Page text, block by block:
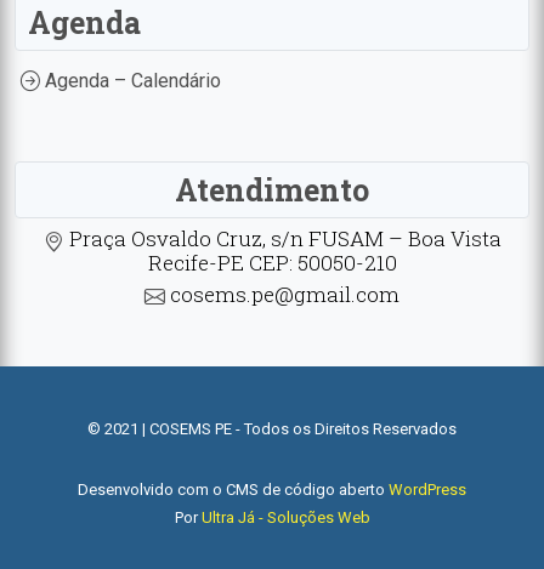
Agenda
Agenda – Calendário
Atendimento
Praça Osvaldo Cruz, s/n FUSAM – Boa Vista
Recife-PE CEP: 50050-210
cosems.pe@gmail.com
© 2021 | COSEMS PE - Todos os Direitos Reservados
Desenvolvido com o CMS de código aberto WordPress
PorUltra Já - Soluções Web